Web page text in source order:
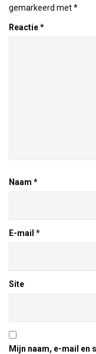
gemarkeerd met*
Reactie*
Naam *
E-mail *
Site
Mijn naam, e-mail en